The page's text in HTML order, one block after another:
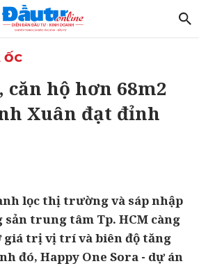
ỐC
căn hộ hơn 68m2
Xuân đạt đỉnh
lọc thị trường và sáp nhập
sản trung tâm Tp. HCM càng
giá trị vị trí và biên độ tăng
đó, Happy One Sora - dự án